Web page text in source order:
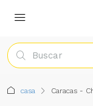
casa Caracas -